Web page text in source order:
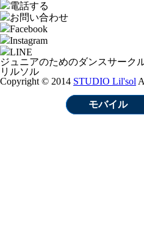
電話する
お問い合わせ
Facebook
Instagram
LINE
ジュニアのためのダンスサーク
リルソル
Copyright © 2014 STUDIO Lil'sol
モバイル